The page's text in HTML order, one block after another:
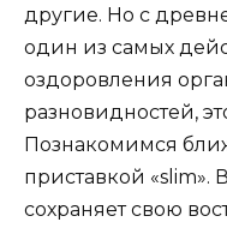
другие. Но с
один из самых
оздоровления
разновидностей,
Познакомимся
приставкой
сохраняет свою